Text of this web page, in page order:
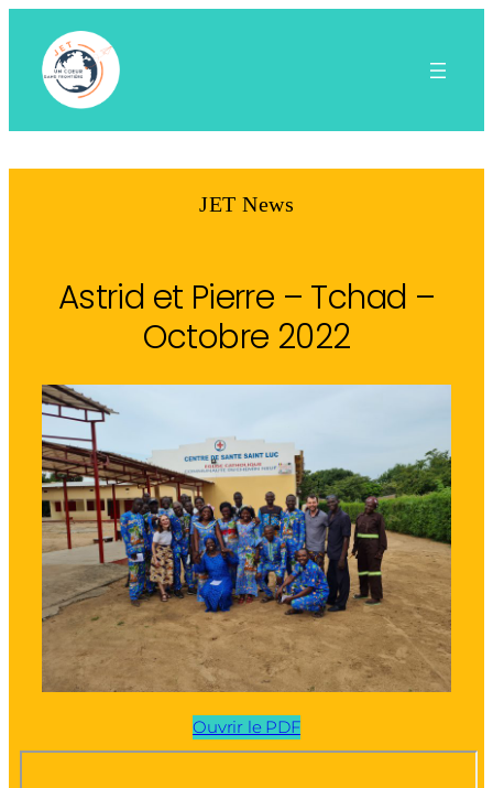
contenu
JET News
Astrid et Pierre – Tchad –
Octobre 2022
Ouvrir le PDF